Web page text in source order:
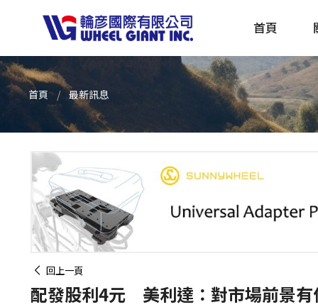
首頁
產品採購指南 TBS
首頁 最新訊息
回上一頁
配發股利4元 美利達：對市場前景有